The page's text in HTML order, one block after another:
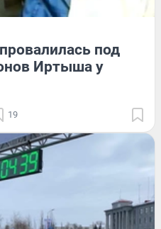
под
Иртыша у
19